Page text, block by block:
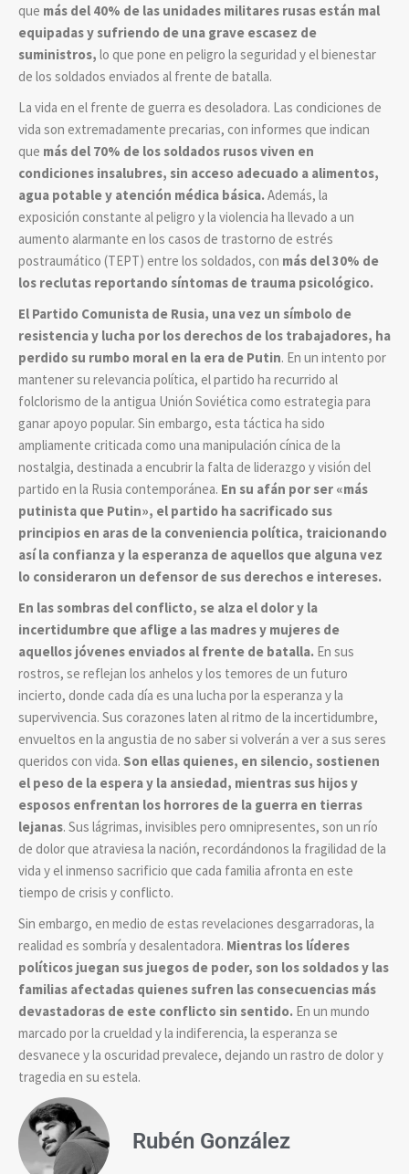
que más del 40% de las unidades militares rusas están mal
equipadas y sufriendo de una grave escasez de
suministros, lo que pone en peligro la seguridad y el bienestar
de los soldados enviados al frente de batalla.
La vida en el frente de guerra es desoladora. Las condiciones de
vida son extremadamente precarias, con informes que indican
que más del 70% de los soldados rusos viven en
condiciones insalubres, sin acceso adecuado a alimentos,
agua potable y atención médica básica.Además, la
exposición constante al peligro y la violencia ha llevado a un
aumento alarmante en los casos de trastorno de estrés
postraumático (TEPT) entre los soldados, con más del 30% de
los reclutas reportando síntomas de trauma psicológico.
El Partido Comunista de Rusia, una vez un símbolo de
resistencia y lucha por los derechos de los trabajadores, ha
perdido su rumbo moral en la era de Putin. En un intento por
mantener su relevancia política, el partido ha recurrido al
folclorismo de la antigua Unión Soviética como estrategia para
ganar apoyo popular. Sin embargo, esta táctica ha sido
ampliamente criticada como una manipulación cínica de la
nostalgia, destinada a encubrir la falta de liderazgo y visión del
partido en la Rusia contemporánea. En su afán por ser «más
putinista que Putin», el partido ha sacrificado sus
principios en aras de la conveniencia política, traicionando
así la confianza y la esperanza de aquellos que alguna vez
lo consideraron un defensor de sus derechos e intereses.
En las sombras del conflicto, se alza el dolor y la
incertidumbre que aflige a las madres y mujeres de
aquellos jóvenes enviados al frente de batalla. En sus
rostros, se reflejan los anhelos y los temores de un futuro
incierto, donde cada día es una lucha por la esperanza y la
supervivencia. Sus corazones laten al ritmo de la incertidumbre,
envueltos en la angustia de no saber si volverán a ver a sus seres
queridos con vida. Son ellas quienes, en silencio, sostienen
el peso de la espera y la ansiedad, mientras sus hijos y
esposos enfrentan los horrores de la guerra en tierras
lejanas. Sus lágrimas, invisibles pero omnipresentes, son un río
de dolor que atraviesa la nación, recordándonos la fragilidad de la
vida y el inmenso sacrificio que cada familia afronta en este
tiempo de crisis y conflicto.
Sin embargo, en medio de estas revelaciones desgarradoras, la
realidad es sombría y desalentadora. Mientras los líderes
políticos juegan sus juegos de poder, son los soldados y las
familias afectadas quienes sufren las consecuencias más
devastadoras de este conflicto sin sentido. En un mundo
marcado por la crueldad y la indiferencia, la esperanza se
desvanece y la oscuridad prevalece, dejando un rastro de dolor y
tragedia en su estela.
Rubén González